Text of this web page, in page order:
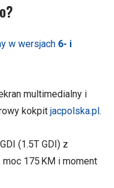
w wersjach 6- i
multimedialny i
kokpit jacpolska.pl.
(1.5T GDI) z
moc 175 KM i moment